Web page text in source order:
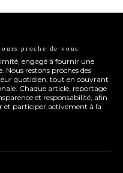
proche de vous
engagé à fournir une
restons proches des
quotidien, tout en couvrant
Chaque article, reportage
et responsabilité, afin
et participer activement à la